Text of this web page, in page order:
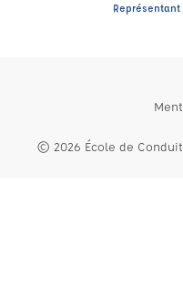
Représentant
© 2026 École de